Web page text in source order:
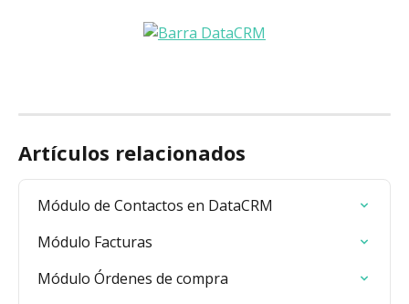
Artículos relacionados
Módulo de Contactos en DataCRM
Módulo Facturas
Módulo Órdenes de compra